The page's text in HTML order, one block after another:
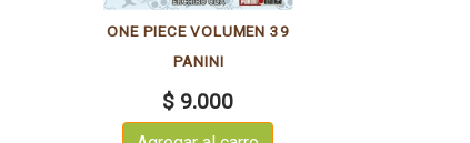
ONE PIECE VOLUMEN 39
PANINI
$ 9.000